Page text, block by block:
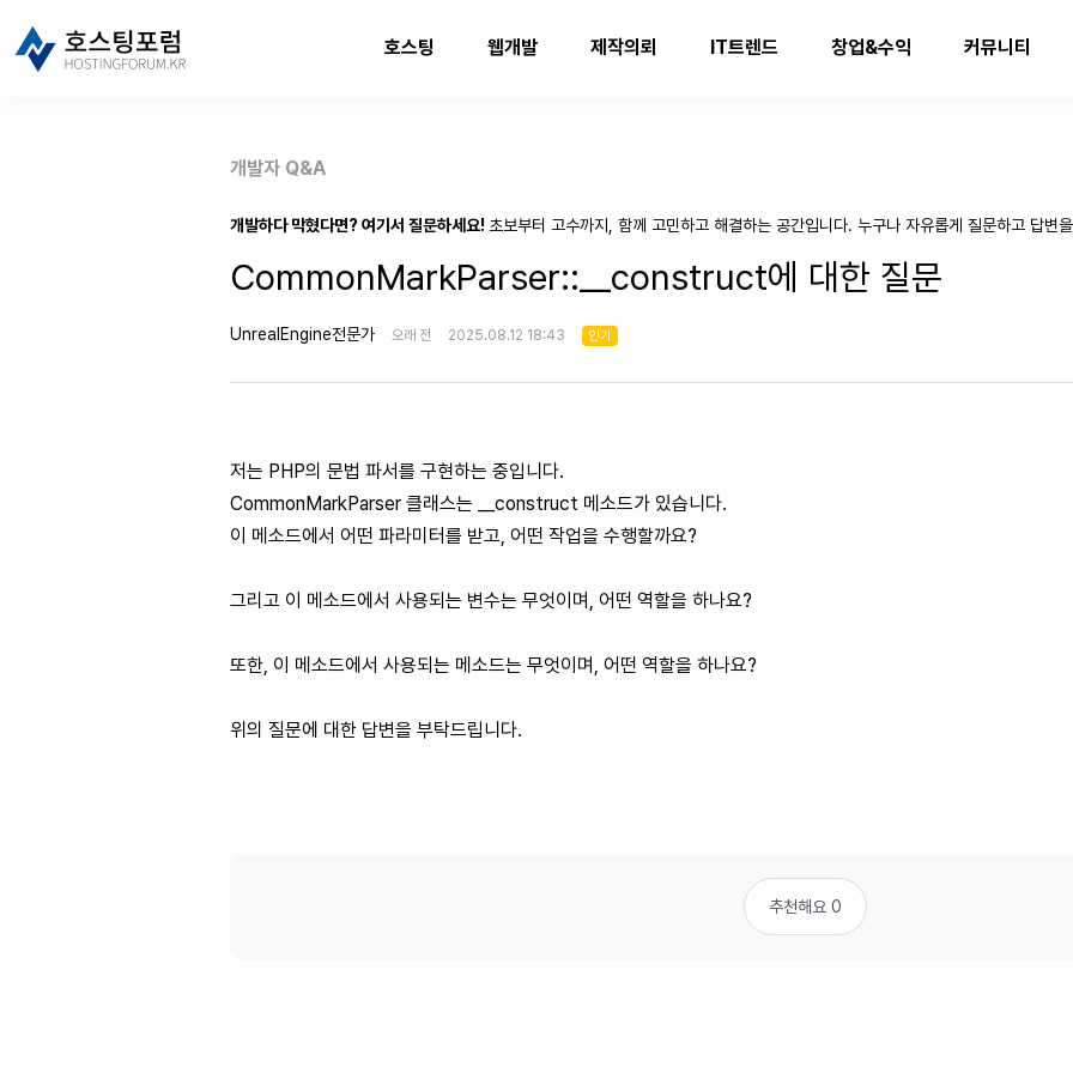
호스팅 웹개발 제작의뢰 IT트렌드 창업&수익 커뮤니티
개발자 Q&A
개발하다 막혔다면? 여기서 질문하세요! 초보부터 고수까지, 함께 고민하고 해결하는 공간입니다. 누구나 자유롭게 질문하고 답변
CommonMarkParser::__construct에 대한 질문
UnrealEngine전문가 오래 전 2025.08.12 18:43 인기
저는 PHP의 문법 파서를 구현하는 중입니다.
CommonMarkParser 클래스는 __construct 메소드가 있습니다.
이 메소드에서 어떤 파라미터를 받고, 어떤 작업을 수행할까요?
그리고 이 메소드에서 사용되는 변수는 무엇이며, 어떤 역할을 하나요?
또한, 이 메소드에서 사용되는 메소드는 무엇이며, 어떤 역할을 하나요?
위의 질문에 대한 답변을 부탁드립니다.
추천해요 0